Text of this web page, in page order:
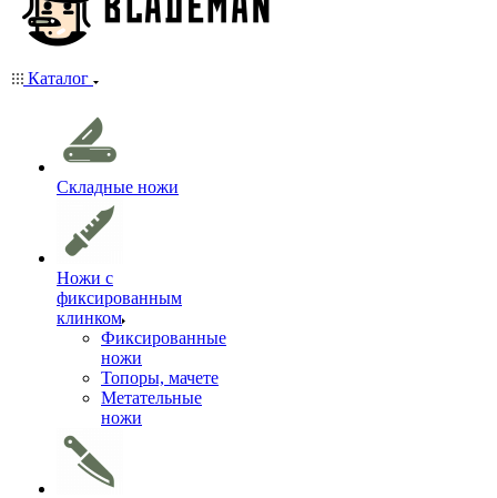
Каталог
Складные ножи
Ножи с
фиксированным
клинком
Фиксированные
ножи
Топоры, мачете
Метательные
ножи